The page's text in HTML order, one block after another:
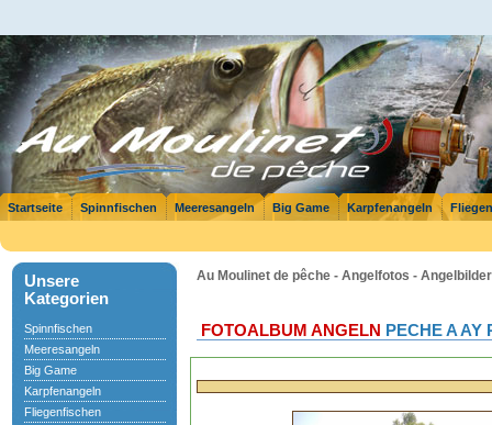
Startseite Spinnfischen Meeresangeln Big Game Karpfenangeln
Unsere
Kategorien
Spinnfischen
Meeresangeln
Big Game
Karpfenangeln
Fliegenfischen
Au Moulinet de pêche - Angelfotos -
FOTOALBUM ANGELN PECHE A AY